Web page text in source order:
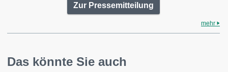
Zur Pressemitteilung
mehr
Das könnte Sie auch